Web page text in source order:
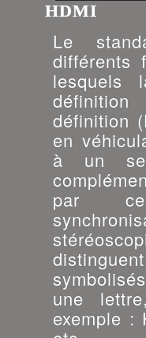
HDMI
Le
différents
lesquels
définition
en
à un
par ce
une
exemple :